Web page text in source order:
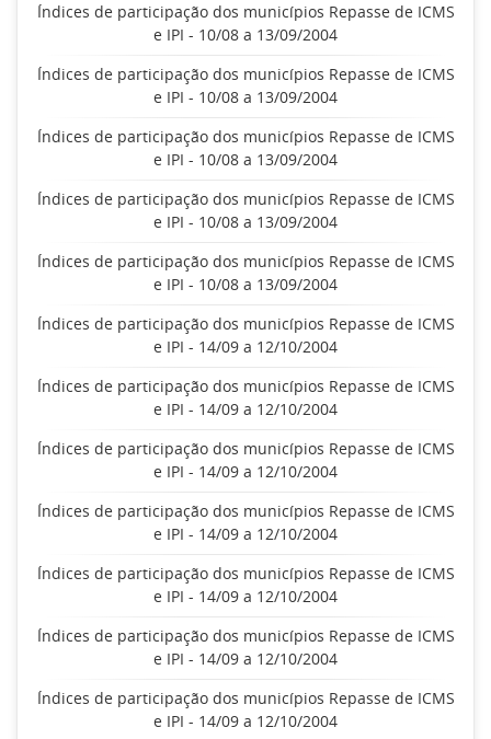
Índices de participação dos municípios Repasse de ICMS
e IPI - 10/08 a 13/09/2004
Índices de participação dos municípios Repasse de ICMS
e IPI - 10/08 a 13/09/2004
Índices de participação dos municípios Repasse de ICMS
e IPI - 10/08 a 13/09/2004
Índices de participação dos municípios Repasse de ICMS
e IPI - 10/08 a 13/09/2004
Índices de participação dos municípios Repasse de ICMS
e IPI - 10/08 a 13/09/2004
Índices de participação dos municípios Repasse de ICMS
e IPI - 14/09 a 12/10/2004
Índices de participação dos municípios Repasse de ICMS
e IPI - 14/09 a 12/10/2004
Índices de participação dos municípios Repasse de ICMS
e IPI - 14/09 a 12/10/2004
Índices de participação dos municípios Repasse de ICMS
e IPI - 14/09 a 12/10/2004
Índices de participação dos municípios Repasse de ICMS
e IPI - 14/09 a 12/10/2004
Índices de participação dos municípios Repasse de ICMS
e IPI - 14/09 a 12/10/2004
Índices de participação dos municípios Repasse de ICMS
e IPI - 14/09 a 12/10/2004